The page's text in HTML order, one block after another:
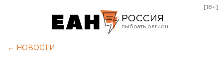
РОССИЯ
[18+]
← НОВОСТИ